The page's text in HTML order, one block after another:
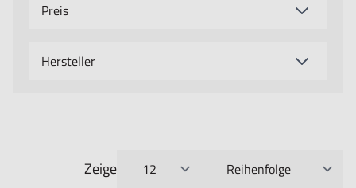
Preis
Hersteller
Zeige
pro Seite Sortieren nach